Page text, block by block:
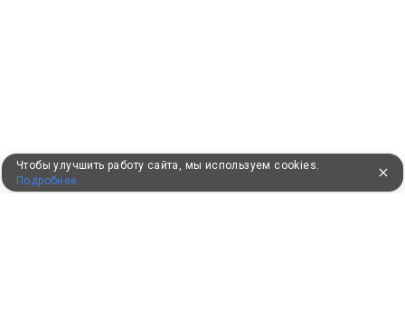
Чтобы улучшить работу сайта, мы используем cookies.
Подробнее